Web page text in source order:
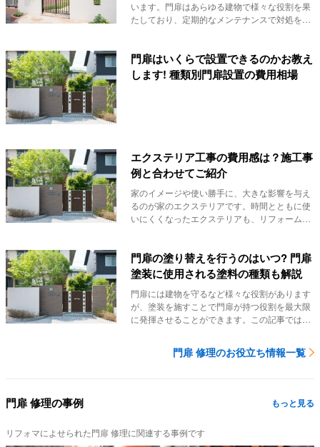
います。門扉はあらゆる建物で様々な役割を果
たしており、定期的なメンテナンスで対処をす
門扉はいくらで設置できるのかお教え
します! 種類別門扉設置の費用相場
エクステリア工事の費用感は？施工事
例と合わせてご紹介
家のイメージや使い勝手に、大きな影響を与え
るのが家のエクステリアです。時間とともに使
いにくくなったエクステリアも、リフォームを
門扉の塗り替えを行うのはいつ? 門扉
塗装に使用される塗料の種類も解説
門扉には建物を守るなど様々な役割があります
が、塗装を施すことで門扉が持つ役割を最大限
に発揮させることができます。この記事では、
門扉 修理のお役立ち情報一覧
門扉 修理の事例 もっと見る
リフォマによせられた門扉 修理に関連する事例です